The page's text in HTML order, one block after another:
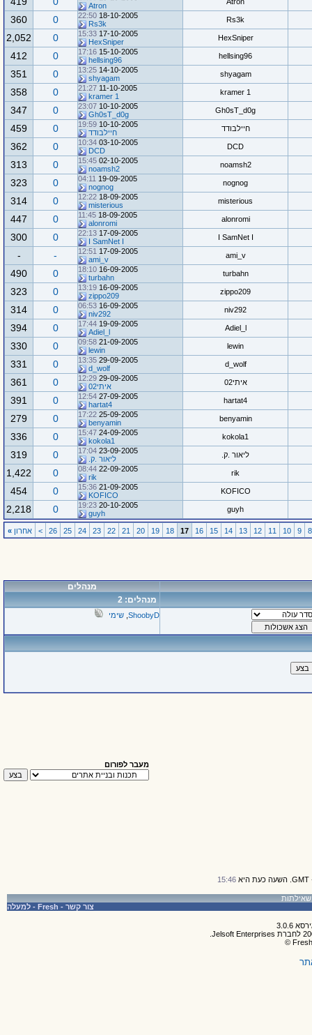
Atron
Rs3k
18-10-2005
22:50
Rs3k
0
360
HexSniper
17-10-2005
15:33
HexSniper
0
2,052
hellsing96
15-10-2005
17:16
hellsing96
0
412
shyagam
14-10-2005
13:25
shyagam
0
351
kramer 1
11-10-2005
21:27
kramer 1
0
358
Gh0sT_d0g
10-10-2005
23:07
Gh0sT_d0g
0
347
חיילבודד 10-10-2005
19:59
חיילבודד
0
459
DCD
03-10-2005
10:34
DCD
0
362
noamsh2
02-10-2005
15:45
noamsh2
0
313
nognog
19-09-2005
04:11
nognog
0
323
misterious
18-09-2005
12:22
misterious
0
314
alonromi
18-09-2005
11:45
alonromi
0
447
I SamNet I
17-09-2005
22:13
I SamNet I
0
300
ami_v
17-09-2005
12:51
ami_v
-
-
turbahn
16-09-2005
18:10
turbahn
0
490
zippo209
16-09-2005
13:19
zippo209
0
323
niv292
16-09-2005
06:53
niv292
0
314
Adiel_l
19-09-2005
17:44
Adiel_l
0
394
lewin
21-09-2005
09:58
lewin
0
330
d_wolf
29-09-2005
13:35
d_wolf
0
331
איתי02 29-09-2005
12:29
איתי02
0
361
hartat4
27-09-2005
12:54
hartat4
0
391
benyamin
25-09-2005
17:22
benyamin
0
279
kokola1
24-09-2005
15:47
kokola1
0
336
ליאור .ק. 23-09-2005
17:04
ליאור .ק.
0
319
rik
22-09-2005
08:44
rik
0
1,422
KOFICO
21-09-2005
15:36
KOFICO
0
454
guyh
20-10-2005
19:23
guyh
0
2,218
8
9
10
11
12
13
14
15
16
17
18
19
20
21
22
23
24
25
26
> אחרון »
מנהלים
מנהלים: 2
ShoobyD שימי
מעבר לפורום
15:46
צור קשר -
Fresh
- למעלה